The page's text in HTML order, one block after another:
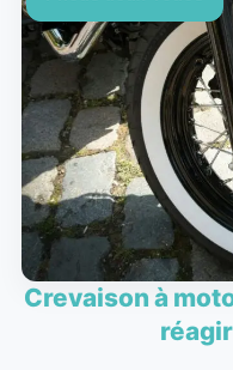
Crevaison à